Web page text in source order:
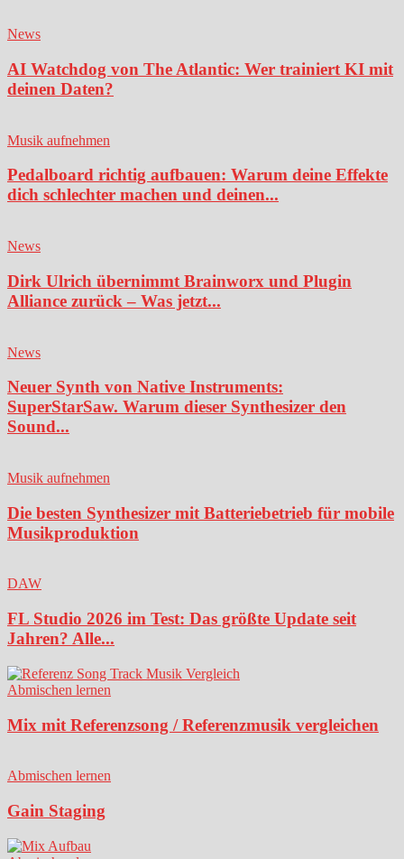
News
AI Watchdog von The Atlantic: Wer trainiert KI mit
deinen Daten?
Musik aufnehmen
Pedalboard richtig aufbauen: Warum deine Effekte
dich schlechter machen und deinen...
News
Dirk Ulrich übernimmt Brainworx und Plugin
Alliance zurück – Was jetzt...
News
Neuer Synth von Native Instruments:
SuperStarSaw. Warum dieser Synthesizer den
Sound...
Musik aufnehmen
Die besten Synthesizer mit Batteriebetrieb für mobile
Musikproduktion
DAW
FL Studio 2026 im Test: Das größte Update seit
Jahren? Alle...
Abmischen lernen
Mix mit Referenzsong / Referenzmusik vergleichen
Abmischen lernen
Gain Staging